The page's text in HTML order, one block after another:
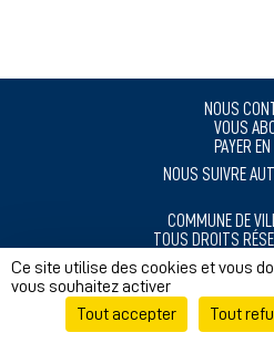
NOUS
VOUS
PAYER
NOUS SUIVRE
COMMUNE DE
TOUS DROITS
MENTIONS
RÉALISÉ AVEC ❤️ POUR
Ce site utilise des cookies et vous
vous souhaitez activer
Tout accepter
Tout